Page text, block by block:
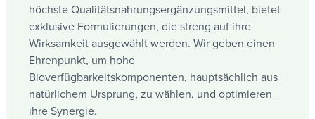
höchste Qualitätsnahrungsergänzungsmittel, bietet
exklusive Formulierungen, die streng auf ihre
Wirksamkeit ausgewählt werden. Wir geben einen
Ehrenpunkt, um hohe
Bioverfügbarkeitskomponenten, hauptsächlich aus
natürlichem Ursprung, zu wählen, und optimieren
ihre Synergie.